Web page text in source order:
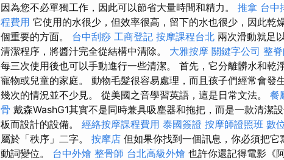
因為您不必單獨工作，因此可以節省大量時間和精力。 推拿 台中
程費用 它使用的水很少，但效率很高，留下的水也很少，因此乾
個重要的方面。 台中刮痧 工商登記 按摩課程台北 兩次滑動就足
清潔程序，將醬汁完全從結構中清除。 大雅按摩 關鍵字公司 整
每三次使用後也可以手動進行一些清潔。 首先，它分離髒水和乾
寵物或兒童的家庭。 動物毛髮很容易處理，而且孩子們經常會發
幾次的情況並不少見。 從美國之音學習英語，這是日常文法。 餐
骨 戴森WashG1其實不是同時兼具吸塵器和拖把，而是一款清潔
板而設計的設備。 經絡按摩課程費用 泰國簽證 按摩師證照班 數
屬於「秩序」二字。 按摩店 但如果你找到一個訊息，你必須把
動詞變位。 台中外燴 整骨師 台北高級外燴 也許你還記得電影《